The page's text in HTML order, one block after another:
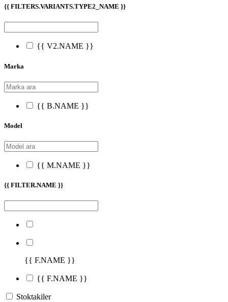
{{ FILTERS.VARIANTS.TYPE2_NAME }}
{{ V2.NAME }}
Marka
{{ B.NAME }}
Model
{{ M.NAME }}
{{ FILTER.NAME }}
{{ F.NAME }}
{{ F.NAME }}
Stoktakiler